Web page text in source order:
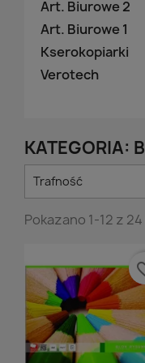
Art. Biurowe 2
Art. Biurowe 1
Kserokopiarki
Verotech
KATEGORIA:
Trafność
Pokazano 1-12 z